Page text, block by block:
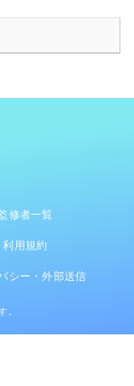
修者一覧
利用規約
シー・外部送信
。